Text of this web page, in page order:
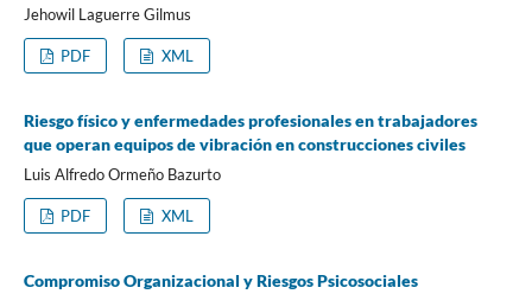
Jehowil Laguerre Gilmus
PDF XML
Riesgo físico y enfermedades profesionales en trabajadores
que operan equipos de vibración en construcciones civiles
Luis Alfredo Ormeño Bazurto
PDF XML
Compromiso Organizacional y Riesgos Psicosociales